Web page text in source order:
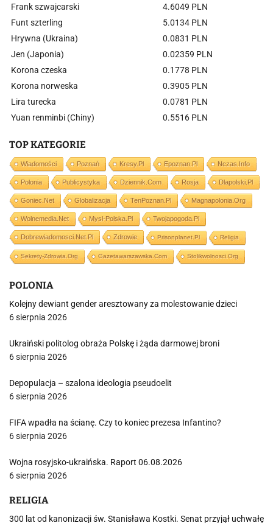
Frank szwajcarski
4.6049 PLN
Funt szterling
5.0134 PLN
Hrywna (Ukraina)
0.0831 PLN
Jen (Japonia)
0.02359 PLN
Korona czeska
0.1778 PLN
Korona norweska
0.3905 PLN
Lira turecka
0.0781 PLN
Yuan renminbi (Chiny)
0.5516 PLN
TOP KATEGORIE
Wiadomości Poznań Kresy.pl Epoznan.pl Nczas.info
Polonia Publicystyka Dziennik.com Rosja Dlapolski.pl
Goniec.net Globalizacja TenPoznan.pl Magnapolonia.org
Wolnemedia.net Mysl-Polska.pl Twojapogoda.pl
Dobrewiadomosci.net.pl Zdrowie Prisonplanet.pl Religia
Sekrety-Zdrowia.org Gazetawarszawska.com Stolikwolnosci.org
POLONIA
Kolejny dewiant gender aresztowany za molestowanie dzieci
6 sierpnia 2026
Ukraiński politolog obraża Polskę i żąda darmowej broni
6 sierpnia 2026
Depopulacja – szalona ideologia pseudoelit
6 sierpnia 2026
FIFA wpadła na ścianę. Czy to koniec prezesa Infantino?
6 sierpnia 2026
Wojna rosyjsko-ukraińska. Raport 06.08.2026
6 sierpnia 2026
RELIGIA
300 lat od kanonizacji św. Stanisława Kostki. Senat przyjął uchwałę